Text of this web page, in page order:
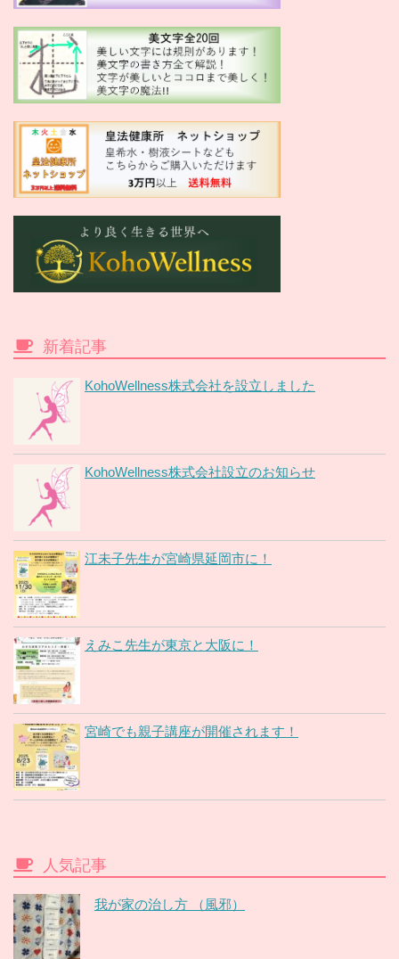
新着記事
KohoWellness株式会社を設立しました
KohoWellness株式会社設立のお知らせ
江未子先生が宮崎県延岡市に！
えみこ先生が東京と大阪に！
宮崎でも親子講座が開催されます！
人気記事
我が家の治し方 （風邪）